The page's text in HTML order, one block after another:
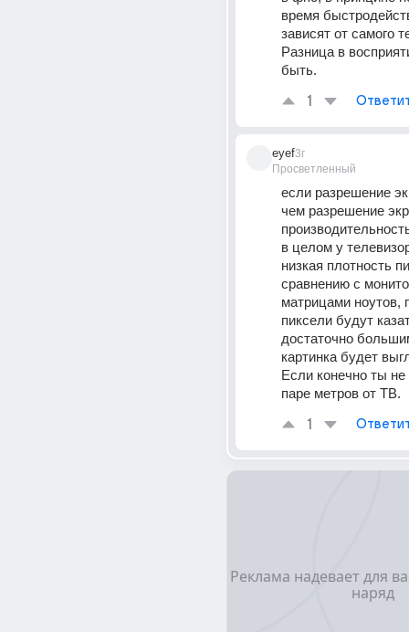
время
зависят от самого
Разница в
быть.
1
eyef
Просветленный
3г
если разрешение
чем разрешение
в целом у
низкая плотность
сравнению с
матрицами ноутов,
пиксели будут
достаточно
картинка будет
Если конечно ты
паре метров от ТВ.
1